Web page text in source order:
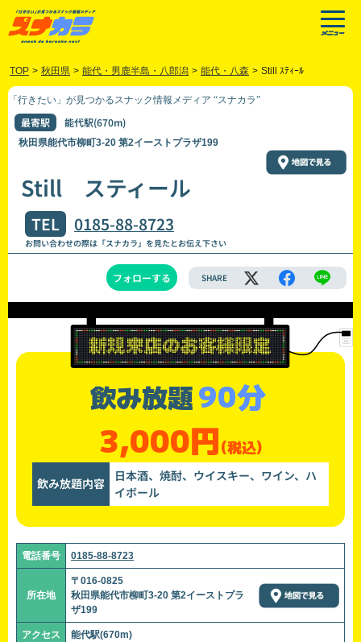
TOP > 秋田県 > 能代・男鹿半島・八郎潟 > 能代・八森 > Still ｽﾃｨｰﾙ
「行きたい」が見つかるスナック情報メディア “スナカラ”
最寄駅 能代駅(670m)
秋田県能代市柳町3-20 第2イーストプラザ199
Still スティール
TEL 0185-88-8723
お問い合わせの際は「スナカラ」を見たとお伝え下さい
フォローする SHARE
飲み放題90分
3,000円(税込)
飲み放題内容
日本酒、焼酎、ウイスキー、ワイン、ハ
イボール
電話番号 0185-88-8723
所在地
〒016-0825
秋田県能代市柳町3-20 第2イーストプラ
ザ199
アクセス 能代駅(670m)